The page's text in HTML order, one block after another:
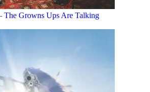
The Growns Ups Are Talking